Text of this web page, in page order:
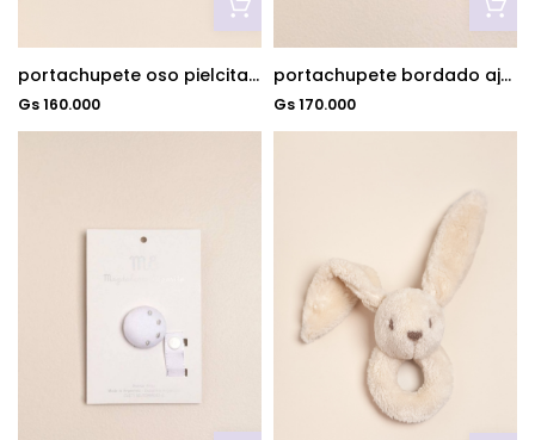
portachupete oso pielcita natural
Gs 160.000
portachupete bordado ajuar bco/cel
Gs 170.000